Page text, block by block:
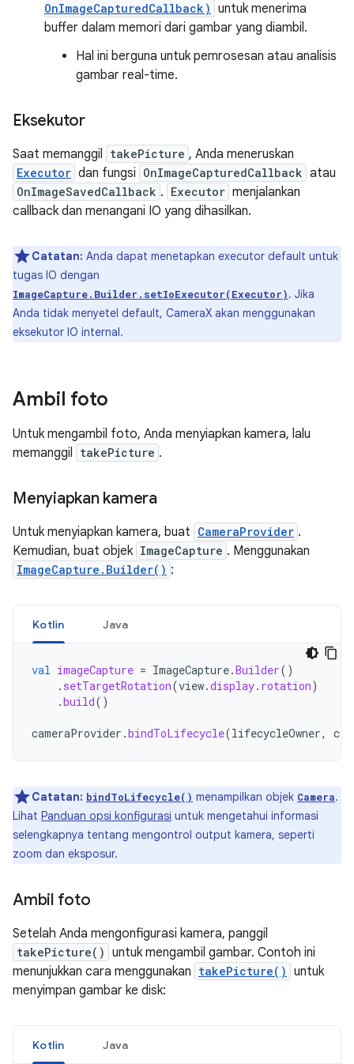
OnImageCapturedCallback) untuk menerima
buffer dalam memori dari gambar yang diambil.
Hal ini berguna untuk pemrosesan atau analisis
gambar real-time.
Eksekutor
Saat memanggil takePicture , Anda meneruskan
Executor dan fungsi OnImageCapturedCallback atau
OnImageSavedCallback . Executor menjalankan
callback dan menangani IO yang dihasilkan.
Catatan: Anda dapat menetapkan executor default untuk
tugas IO dengan
ImageCapture.Builder.setIoExecutor(Executor). Jika
Anda tidak menyetel default, CameraX akan menggunakan
eksekutor IO internal.
Ambil foto
Untuk mengambil foto, Anda menyiapkan kamera, lalu
memanggil takePicture .
Menyiapkan kamera
Untuk menyiapkan kamera, buat CameraProvider .
Kemudian, buat objek ImageCapture . Menggunakan
ImageCapture.Builder() :
Kotlin Java
val imageCapture = ImageCapture.Builder()
. setTargetRotation(view.display. rotation)
.build()
cameraProvider .bindToLifecycle(lifecycleOwner,
Catatan: bindToLifecycle() menampilkan objek Camera.
Lihat Panduan opsi konfigurasi untuk mengetahui informasi
selengkapnya tentang mengontrol output kamera, seperti
zoom dan eksposur.
Ambil foto
Setelah Anda mengonfigurasi kamera, panggil
takePicture() untuk mengambil gambar. Contoh ini
menunjukkan cara menggunakan takePicture() untuk
menyimpan gambar ke disk:
Kotlin Java